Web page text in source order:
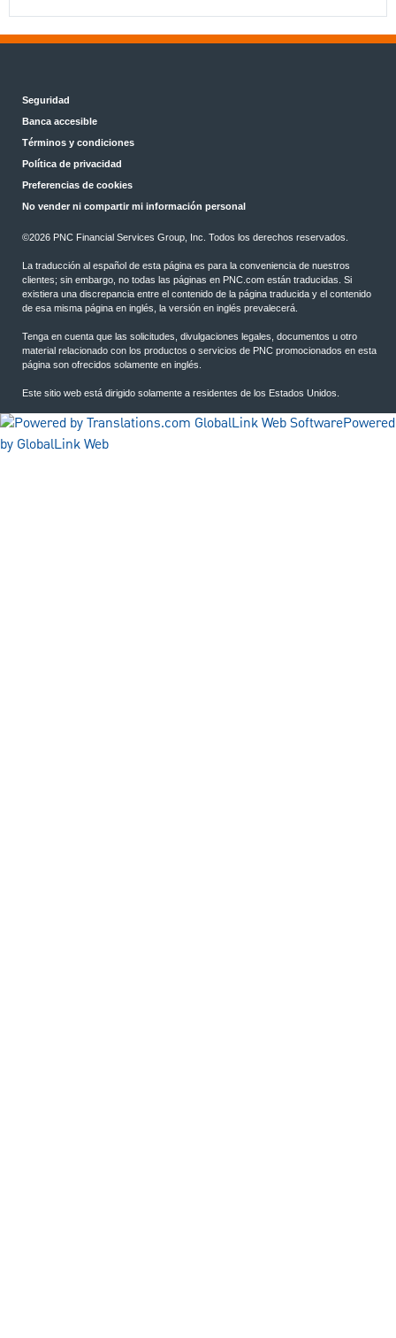
Seguridad
Banca accesible
Términos y condiciones
Política de privacidad
Preferencias de cookies
No vender ni compartir mi información personal
©2026 PNC Financial Services Group, Inc. Todos los derechos reservados.
La traducción al español de esta página es para la conveniencia de nuestros
clientes; sin embargo, no todas las páginas en PNC.com están traducidas. Si
existiera una discrepancia entre el contenido de la página traducida y el contenido
de esa misma página en inglés, la versión en inglés prevalecerá.
Tenga en cuenta que las solicitudes, divulgaciones legales, documentos u otro
material relacionado con los productos o servicios de PNC promocionados en esta
página son ofrecidos solamente en inglés.
Este sitio web está dirigido solamente a residentes de los Estados Unidos.
Powered
by GlobalLink Web